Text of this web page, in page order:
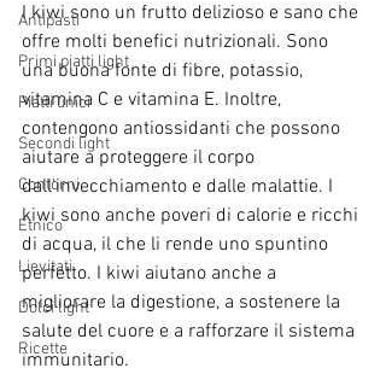
Antipasti
Primi piatti light
Piatti unici
Secondi light
Contorni
Etnico
Lievitati
Dolci light
Ricette
I kiwi sono un frutto delizioso e sano che
offre molti benefici nutrizionali. Sono
una buona fonte di fibre, potassio,
vitamina C e vitamina E. Inoltre,
contengono antiossidanti che possono
aiutare a proteggere il corpo
dall'invecchiamento e dalle malattie. I
kiwi sono anche poveri di calorie e ricchi
di acqua, il che li rende uno spuntino
perfetto. I kiwi aiutano anche a
migliorare la digestione, a sostenere la
salute del cuore e a rafforzare il sistema
immunitario.